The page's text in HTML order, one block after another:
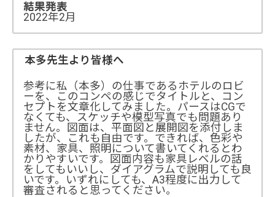
結果発表
2022年2月
本多先生より皆様へ
参考に私（本多）の仕事であるホテルのロビ
ーを、このコンペの感じでタイトルと、コン
セプトを文章化してみました。パースはCGで
なくても、スケッチや模型写真でも問題あり
ません。図面は、平面図と展開図を添付しま
したが、これも自由です。できれば、色彩や
素材、家具、照明について書いてくれるとわ
かりやすいです。図面内容も家具レベルの話
をしてもいいし、ダイアグラムで説明しても良
いです。いずれにしても、A3程度に出力して
審査されると思ってください。